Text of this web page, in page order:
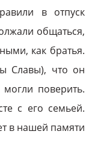
в отпуск
общаться,
как братья.
Славы), что он
поверить.
с его семьей.
в нашей памяти